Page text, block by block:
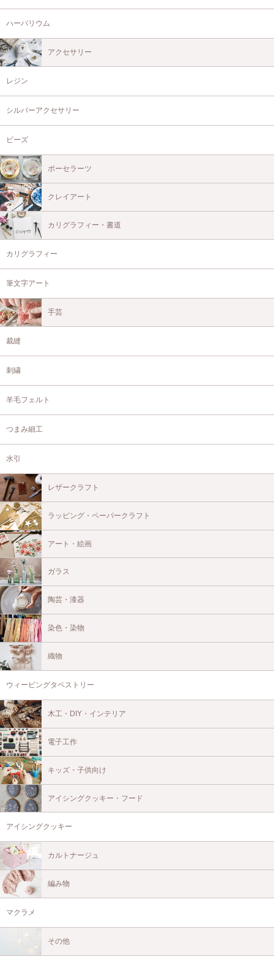
ハーバリウム
アクセサリー
レジン
シルバーアクセサリー
ビーズ
ポーセラーツ
クレイアート
カリグラフィー・書道
カリグラフィー
筆文字アート
手芸
裁縫
刺繍
羊毛フェルト
つまみ細工
水引
レザークラフト
ラッピング・ペーパークラフト
アート・絵画
ガラス
陶芸・漆器
染色・染物
織物
ウィービングタペストリー
木工・DIY・インテリア
電子工作
キッズ・子供向け
アイシングクッキー・フード
アイシングクッキー
カルトナージュ
編み物
マクラメ
その他